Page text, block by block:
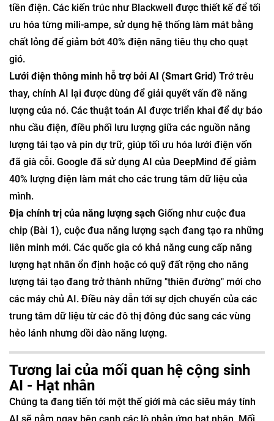
tiền điện. Các kiến trúc như Blackwell được thiết kế để tối
ưu hóa từng mili-ampe, sử dụng hệ thống làm mát bằng
chất lỏng để giảm bớt 40% điện năng tiêu thụ cho quạt
gió.
Lưới điện thông minh hỗ trợ bởi AI (Smart Grid) Trớ trêu
thay, chính AI lại được dùng để giải quyết vấn đề năng
lượng của nó. Các thuật toán AI được triển khai để dự báo
nhu cầu điện, điều phối lưu lượng giữa các nguồn năng
lượng tái tạo và pin dự trữ, giúp tối ưu hóa lưới điện vốn
đã già cỗi. Google đã sử dụng AI của DeepMind để giảm
40% lượng điện làm mát cho các trung tâm dữ liệu của
mình.
Địa chính trị của năng lượng sạch Giống như cuộc đua
chip (Bài 1), cuộc đua năng lượng sạch đang tạo ra những
liên minh mới. Các quốc gia có khả năng cung cấp năng
lượng hạt nhân ổn định hoặc có quỹ đất rộng cho năng
lượng tái tạo đang trở thành những "thiên đường" mới cho
các máy chủ AI. Điều này dẫn tới sự dịch chuyển của các
trung tâm dữ liệu từ các đô thị đông đúc sang các vùng
hẻo lánh nhưng dồi dào năng lượng.
Tương lai của mối quan hệ cộng sinh
AI - Hạt nhân
Chúng ta đang tiến tới một thế giới mà các siêu máy tính